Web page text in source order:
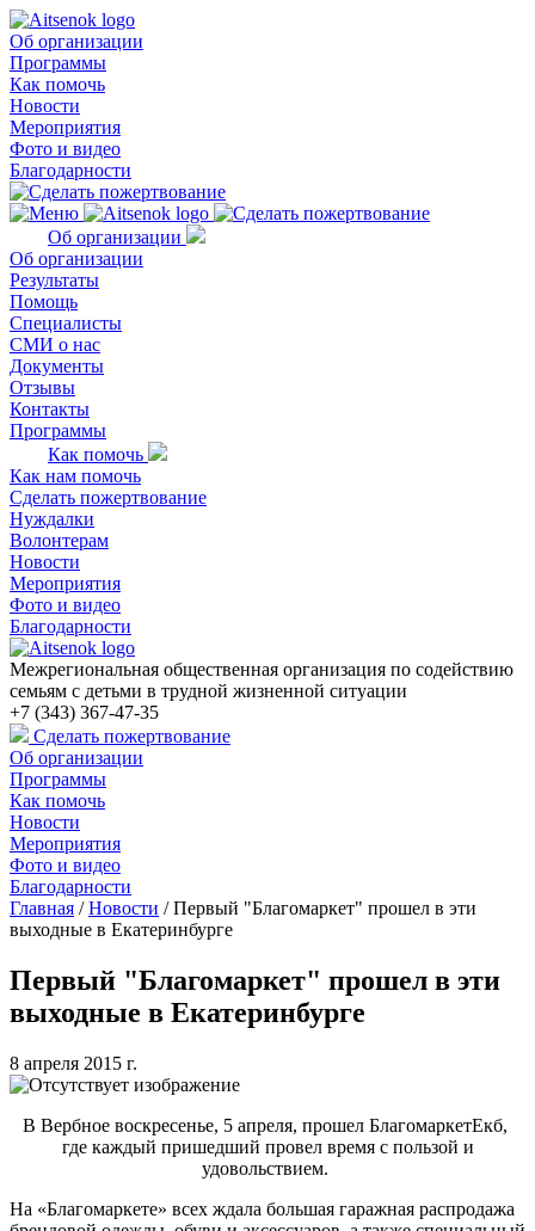
Об организации
Программы
Как помочь
Новости
Мероприятия
Фото и видео
Благодарности
Об организации
Об организации
Результаты
Помощь
Специалисты
СМИ о нас
Документы
Отзывы
Контакты
Программы
Как помочь
Как нам помочь
Сделать пожертвование
Нуждалки
Волонтерам
Новости
Мероприятия
Фото и видео
Благодарности
Межрегиональная общественная организация по содействию
семьям с детьми в трудной жизненной ситуации
+7 (343) 367-47-35
Сделать пожертвование
Об организации
Программы
Как помочь
Новости
Мероприятия
Фото и видео
Благодарности
Главная /Новости /Первый "Благомаркет" прошел в эти
выходные в Екатеринбурге
Первый "Благомаркет" прошел в эти
выходные в Екатеринбурге
8 апреля 2015 г.
В Вербное воскресенье, 5 апреля, прошел БлагомаркетЕкб,
где каждый пришедший провел время с пользой и
удовольствием.
На «Благомаркете» всех ждала большая гаражная распродажа